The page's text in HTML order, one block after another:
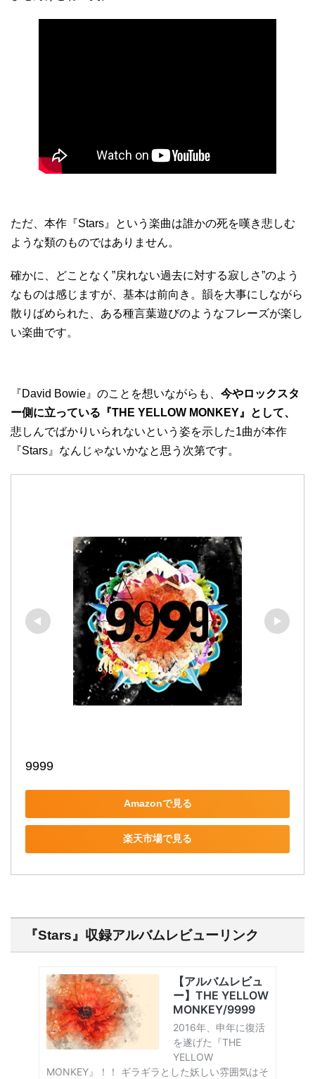
ただ、本作『Stars』という楽曲は誰かの死を嘆き悲しむ
ような類のものではありません。
確かに、どことなく”戻れない過去に対する寂しさ”のよう
なものは感じますが、基本は前向き。韻を大事にしながら
散りばめられた、ある種言葉遊びのようなフレーズが楽し
い楽曲です。
『David Bowie』のことを想いながらも、 今やロックスタ
ー側に立っている『THE YELLOW MONKEY』として、
悲しんでばかりいられないという姿を示した1曲が本作
『Stars』なんじゃないかなと思う次第です。
9999
Amazonで見る
楽天市場で見る
『Stars』収録アルバムレビューリンク